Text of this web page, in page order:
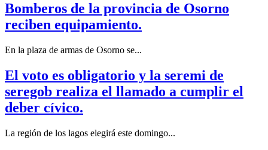
Bomberos de la provincia de Osorno
reciben equipamiento.
En la plaza de armas de Osorno se...
El voto es obligatorio y la seremi de
seregob realiza el llamado a cumplir el
deber cívico.
La región de los lagos elegirá este domingo...